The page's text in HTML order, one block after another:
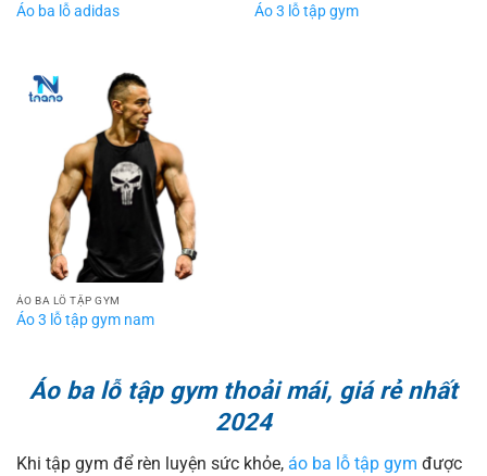
Áo ba lỗ adidas Áo 3 lỗ tập gym
ÁO BA LỖ TẬP GYM
Áo 3 lỗ tập gym nam
Áo ba lỗ tập gym thoải mái, giá rẻ nhất
2024
Khi tập gym để rèn luyện sức khỏe, áo ba lỗ tập gym được